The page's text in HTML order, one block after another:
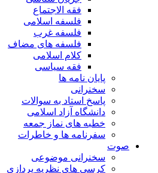
فقه الاجتماع
فلسفه اسلامی
فلسفه غرب
فلسفه های مضاف
کلام اسلامی
فقه سیاسی
پایان نامه ها
سخنرانی
پاسخ استاد به سوالات
دانشگاه آزاد اسلامی
خطبه های نماز جمعه
سفرنامه ها و خاطرات
صوت
سخنرانی موضوعی
کرسی های نظریه پردازی